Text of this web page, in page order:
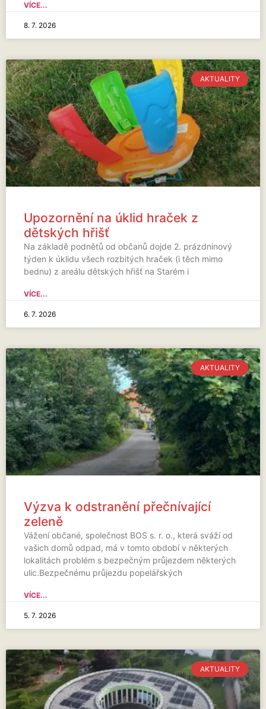
VÍCE...
8. 7. 2026
AKTUALITY
Upozornění na úklid hraček z
dětských hřišť
Na základě podnětů od občanů dojde 2. prázdninový
týden k úklidu všech rozbitých hraček (i těch mimo
bednu) z areálu dětských hřišť na Starém i
VÍCE...
6. 7. 2026
AKTUALITY
Výzva k odstranění přečnívající
zeleně
Vážení občané, společnost BOS s. r. o., která sváží od
vašich domů odpad, má v tomto období v některých
lokalitách problém s bezpečným průjezdem některých
ulic.Bezpečnému průjezdu popelářských
VÍCE...
5. 7. 2026
AKTUALITY